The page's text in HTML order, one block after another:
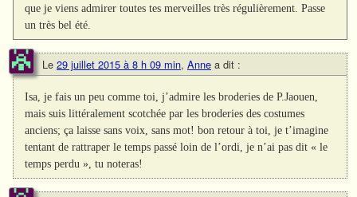
que je viens admirer toutes tes merveilles très régulièrement. Passe
un très bel été.
Le 29 juillet 2015 à 8 h 09 min, Anne a dit :
Isa, je fais un peu comme toi, j’admire les broderies de P.Jaouen,
mais suis littéralement scotchée par les broderies des costumes
anciens; ça laisse sans voix, sans mot! bon retour à toi, je t’imagine
tentant de rattraper le temps passé loin de l’ordi, je n’ai pas dit « le
temps perdu », tu noteras!